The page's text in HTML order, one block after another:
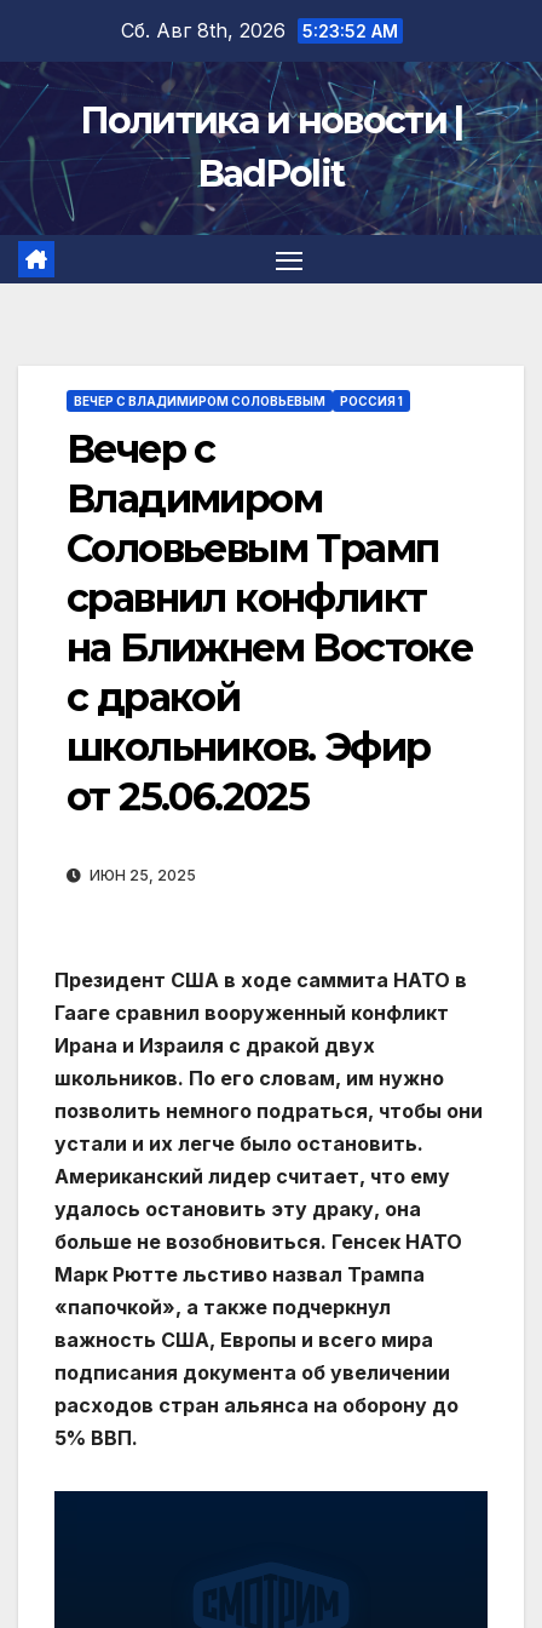
содержимому
Сб. Авг 8th, 2026 5:23:53 AM
Политика и новости |
BadPolit
ВЕЧЕР С ВЛАДИМИРОМ СОЛОВЬЕВЫМ РОССИЯ 1
Вечер с
Владимиром
Соловьевым Трамп
сравнил конфликт
на Ближнем Востоке
с дракой
школьников. Эфир
от 25.06.2025
ИЮН 25, 2025
Президент США в ходе саммита НАТО в
Гааге сравнил вооруженный конфликт
Ирана и Израиля с дракой двух
школьников. По его словам, им нужно
позволить немного подраться, чтобы они
устали и их легче было остановить.
Американский лидер считает, что ему
удалось остановить эту драку, она
больше не возобновиться. Генсек НАТО
Марк Рютте льстиво назвал Трампа
«папочкой», а также подчеркнул
важность США, Европы и всего мира
подписания документа об увеличении
расходов стран альянса на оборону до
5% ВВП.